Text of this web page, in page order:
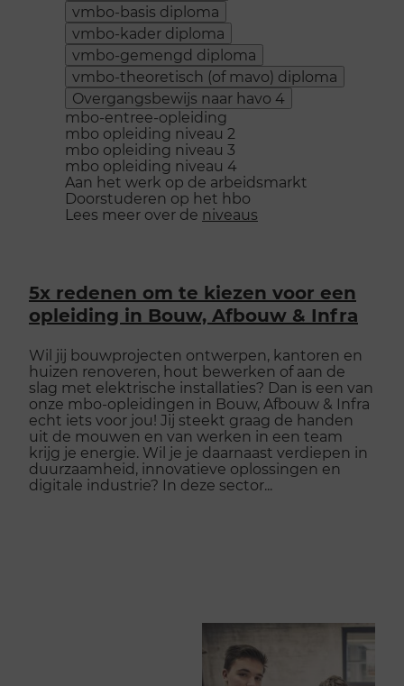
vmbo-basis diploma
vmbo-kader diploma
vmbo-gemengd diploma
vmbo-theoretisch (of mavo) diploma
Overgangsbewijs naar havo 4
mbo-entree-opleiding
mbo opleiding niveau 2
mbo opleiding niveau 3
mbo opleiding niveau 4
Aan het werk op de arbeidsmarkt
Doorstuderen op het hbo
Lees meer over de niveaus
5x redenen om te kiezen voor een
opleiding in Bouw, Afbouw & Infra
Wil jij bouwprojecten ontwerpen, kantoren en
huizen renoveren, hout bewerken of aan de
slag met elektrische installaties? Dan is een van
onze mbo-opleidingen in Bouw, Afbouw & Infra
echt iets voor jou! Jij steekt graag de handen
uit de mouwen en van werken in een team
krijg je energie. Wil je je daarnaast verdiepen in
duurzaamheid, innovatieve oplossingen en
digitale industrie? In deze sector...